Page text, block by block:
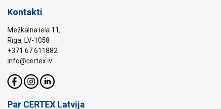
Kontakti
Mežkalna iela 11,
Rīga, LV-1058
+371 67 611882
info@certex.lv
Par CERTEX Latvija